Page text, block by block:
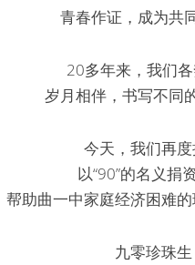
青春作证，成为共
20多年来，我们
岁月相伴，书写不同
今天，我们再
以“90”的名义捐
帮助曲一中家庭经济困难
九零珍珠生